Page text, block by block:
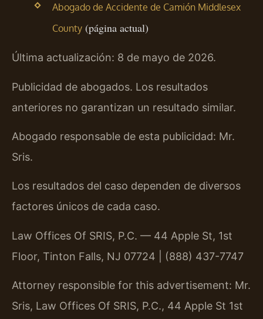
Abogado de Accidente de Camión Middlesex
County(página actual)
Última actualización: 8 de mayo de 2026.
Publicidad de abogados. Los resultados
anteriores no garantizan un resultado similar.
Abogado responsable de esta publicidad: Mr.
Sris.
Los resultados del caso dependen de diversos
factores únicos de cada caso.
Law Offices Of SRIS, P.C. — 44 Apple St, 1st
Floor, Tinton Falls, NJ 07724 | (888) 437-7747
Attorney responsible for this advertisement: Mr.
Sris, Law Offices Of SRIS, P.C., 44 Apple St 1st